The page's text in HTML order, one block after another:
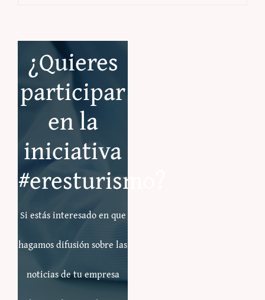
¿Quieres
participar
en la
iniciativa
#eresturismo?
Si estás interesado en que
hagamos difusión sobre las
noticias de tu empresa